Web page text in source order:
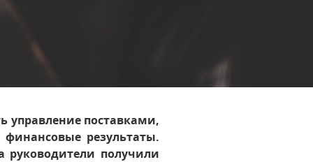
управление поставками,
результаты.
руководители получили